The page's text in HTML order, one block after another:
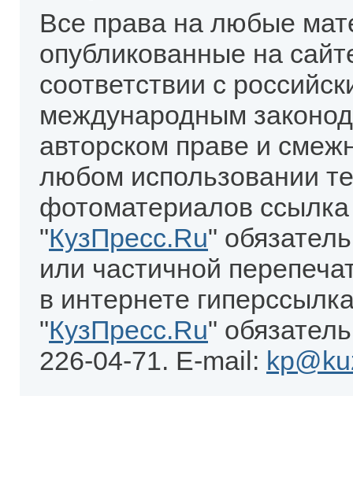
Все права на любые
опубликованные на
соответствии с
международным
авторском праве и
любом использовании
фотоматериалов
"КузПресс.Ru"
или частичной
в интернете
"КузПресс.Ru"
226-04-71. E-mail: